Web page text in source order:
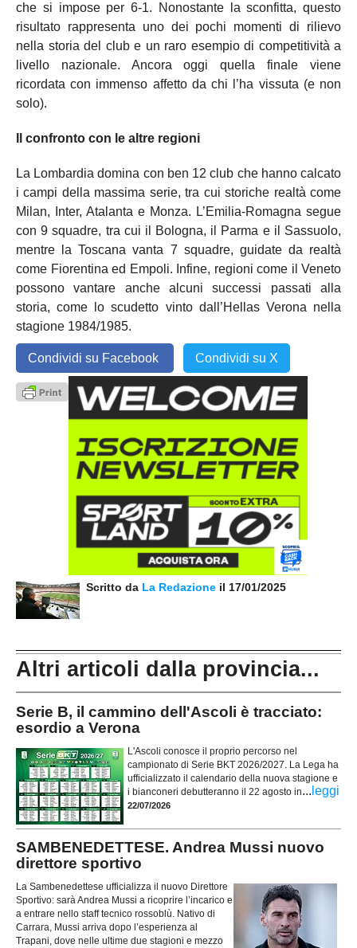
che si impose per 6-1. Nonostante la sconfitta, questo
risultato rappresenta uno dei pochi momenti di rilievo
nella storia del club e un raro esempio di competitività a
livello nazionale. Ancora oggi quella finale viene
ricordata con immenso affetto da chi l’ha vissuta (e non
solo).
Il confronto con le altre regioni
La Lombardia domina con ben 12 club che hanno calcato
i campi della massima serie, tra cui storiche realtà come
Milan, Inter, Atalanta e Monza. L’Emilia-Romagna segue
con 9 squadre, tra cui il Bologna, il Parma e il Sassuolo,
mentre la Toscana vanta 7 squadre, guidate da realtà
come Fiorentina ed Empoli. Infine, regioni come il Veneto
possono vantare anche alcuni successi passati alla
storia, come lo scudetto vinto dall’Hellas Verona nella
stagione 1984/1985.
Condividi su Facebook Condividi su X
Scritto da La Redazione il 17/01/2025
Altri articoli dalla provincia...
Serie B, il cammino dell'Ascoli è tracciato:
esordio a Verona
L'Ascoli conosce il proprio percorso nel
campionato di Serie BKT 2026/2027. La Lega ha
ufficializzato il calendario della nuova stagione e
i bianconeri debutteranno il 22 agosto in... leggi
22/07/2026
SAMBENEDETTESE. Andrea Mussi nuovo
direttore sportivo
La Sambenedettese ufficializza il nuovo Direttore
Sportivo: sarà Andrea Mussi a ricoprire l’incarico e
a entrare nello staff tecnico rossoblù. Nativo di
Carrara, Mussi arriva dopo l’esperienza al
Trapani, dove nelle ultime due stagioni e mezzo